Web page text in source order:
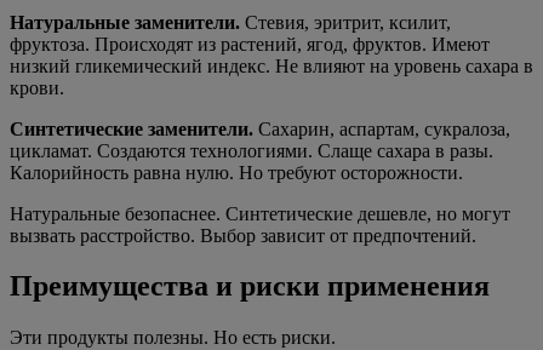
Натуральные заменители. Стевия, эритрит, ксилит,
фруктоза. Происходят из растений, ягод, фруктов. Имеют
низкий гликемический индекс. Не влияют на уровень сахара в
крови.
Синтетические заменители. Сахарин, аспартам, сукралоза,
цикламат. Создаются технологиями. Слаще сахара в разы.
Калорийность равна нулю. Но требуют осторожности.
Натуральные безопаснее. Синтетические дешевле, но могут
вызвать расстройство. Выбор зависит от предпочтений.
Преимущества и риски применения
Эти продукты полезны. Но есть риски.